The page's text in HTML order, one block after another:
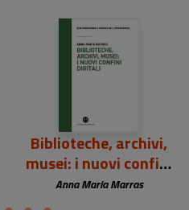
20,00 €
Biblioteche, archivi,
musei: i nuovi confini
digitali
Anna Maria Marras